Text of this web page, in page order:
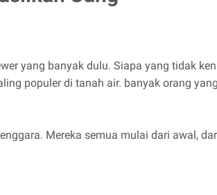
yang banyak dulu. Siapa yang tidak
populer di tanah air. banyak orang yang
Mereka semua mulai dari awal,